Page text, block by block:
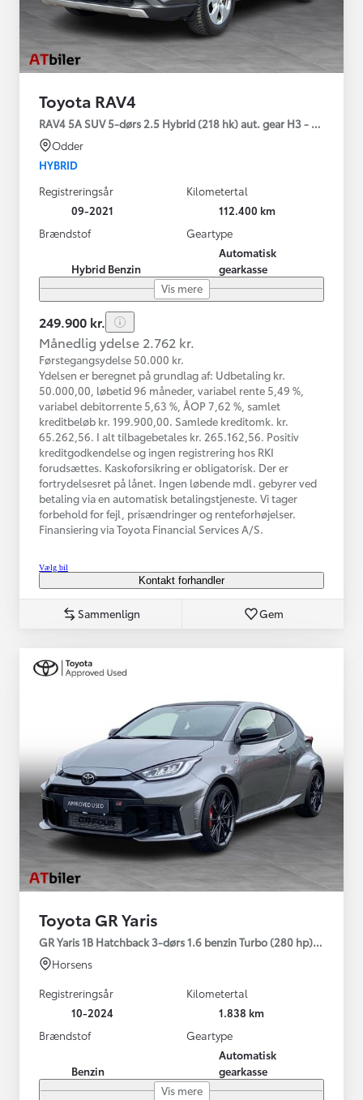
Toyota RAV4
RAV4 5A SUV 5-dørs 2.5 Hybrid (218 hk) aut. gear H3 - Comfort
Odder
HYBRID
Registreringsår
09-2021
Kilometertal
112.400 km
Brændstof
Hybrid Benzin
Geartype
Automatisk
gearkasse
Vis mere
249.900 kr.
Månedlig ydelse 2.762 kr.
Førstegangsydelse 50.000 kr.
Ydelsen er beregnet på grundlag af: Udbetaling kr.
50.000,00, løbetid 96 måneder, variabel rente 5,49 %,
variabel debitorrente 5,63 %, ÅOP 7,62 %, samlet
kreditbeløb kr. 199.900,00. Samlede kreditomk. kr.
65.262,56. I alt tilbagebetales kr. 265.162,56. Positiv
kreditgodkendelse og ingen registrering hos RKI
forudsættes. Kaskoforsikring er obligatorisk. Der er
fortrydelsesret på lånet. Ingen løbende mdl. gebyrer ved
betaling via en automatisk betalingstjeneste. Vi tager
forbehold for fejl, prisændringer og renteforhøjelser.
Finansiering via Toyota Financial Services A/S.
Vælg bil
Kontakt forhandler
Sammenlign Gem
Toyota GR Yaris
GR Yaris 1B Hatchback 3-dørs 1.6 benzin Turbo (280 hp) Aut.
Horsens
Registreringsår
10-2024
Kilometertal
1.838 km
Brændstof
Benzin
Geartype
Automatisk
gearkasse
Vis mere